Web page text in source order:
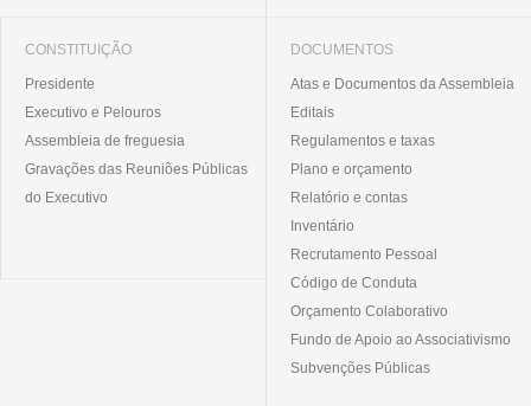
CONSTITUIÇÃO
Presidente
Executivo e Pelouros
Assembleia de freguesia
Gravações das Reuniões Públicas
do Executivo
DOCUMENTOS
Atas e Documentos da Assembleia
Editais
Regulamentos e taxas
Plano e orçamento
Relatório e contas
Inventário
Recrutamento Pessoal
Código de Conduta
Orçamento Colaborativo
Fundo de Apoio ao Associativismo
Subvenções Públicas